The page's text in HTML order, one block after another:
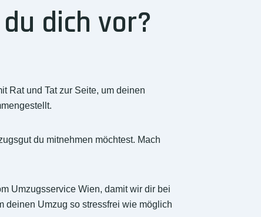
dich vor?
Rat und Tat zur Seite, um deinen
du mitnehmen möchtest. Mach
Umzugsservice Wien, damit wir dir bei
deinen Umzug so stressfrei wie möglich